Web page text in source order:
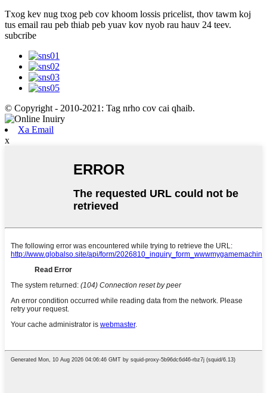
Txog kev nug txog peb cov khoom lossis pricelist, thov tawm koj
tus email rau peb thiab peb yuav kov nyob rau hauv 24 teev.
subcribe
© Copyright - 2010-2021: Tag nrho cov cai qhaib.
Xa Email
x